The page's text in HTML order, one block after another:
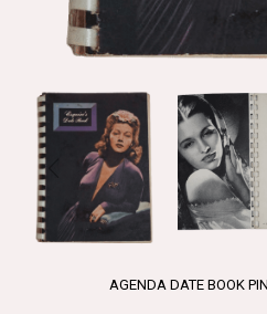
AGENDA DATE BOOK